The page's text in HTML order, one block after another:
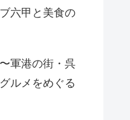
六甲と美食の
軍港の街・呉
ルメをめぐる